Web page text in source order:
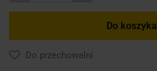
Do koszyka
Do przechowalni